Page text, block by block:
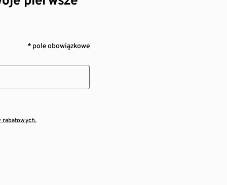
* pole obowiązkowe
rabatowych.